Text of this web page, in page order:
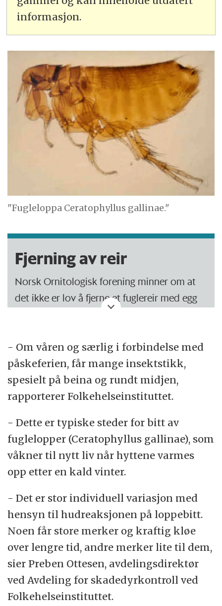
informasjon.
"Fugleloppa Ceratophyllus gallinae."
Fjerning av reir
Norsk Ornitologisk forening minner om at
det ikke er lov å fjerne et fuglereir med egg
Denne faktaboksen ble lagt til 2. april.
- Om våren og særlig i forbindelse med
påskeferien, får mange insektstikk,
spesielt på beina og rundt midjen,
rapporterer Folkehelseinstituttet.
- Dette er typiske steder for bitt av
fuglelopper (Ceratophyllus gallinae), som
våkner til nytt liv når hyttene varmes
opp etter en kald vinter.
- Det er stor individuell variasjon med
hensyn til hudreaksjonen på loppebitt.
Noen får store merker og kraftig kløe
over lengre tid, andre merker lite til dem,
sier Preben Ottesen, avdelingsdirektør
ved Avdeling for skadedyrkontroll ved
Folkehelseinstituttet.